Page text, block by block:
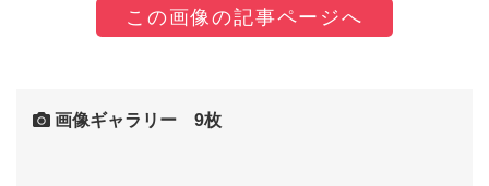
この画像の記事ページへ
画像ギャラリー 9枚